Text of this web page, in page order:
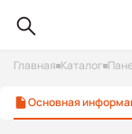
Главная Каталог
Основная